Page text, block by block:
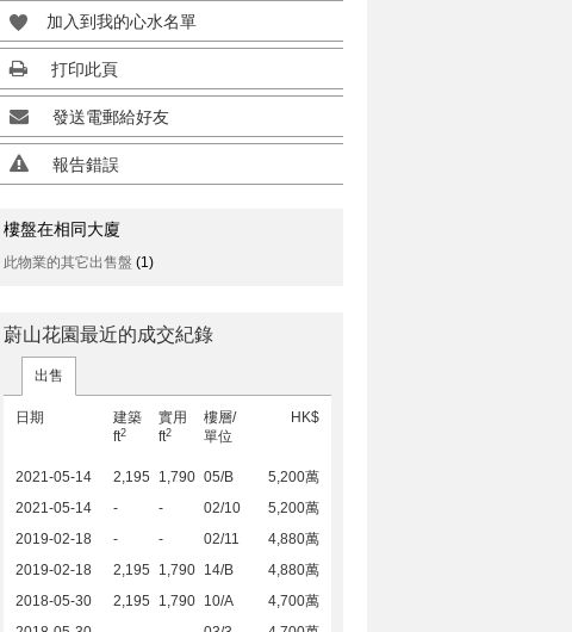
加入到我的心水名單
打印此頁
發送電郵給好友
報告錯誤
樓盤在相同大廈
此物業的其它出售盤 (1)
蔚山花園最近的成交紀錄
出售
日期
建築
ft2
實用
ft2
樓層/
單位
HK$
2021-05-14 2,195 1,790 05/B
5,200萬
2021-05-14
- - 02/10
5,200萬
2019-02-18
- - 02/11
4,880萬
2019-02-18
2,195 1,790 14/B
4,880萬
2018-05-30
2,195 1,790 10/A
4,700萬